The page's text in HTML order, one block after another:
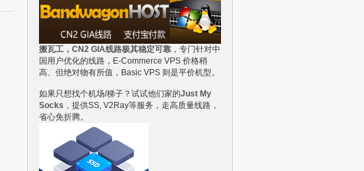
搬瓦工，CN2 GIA线路极其稳定可靠 ，专门针对中
国用户优化的线路，E-Commerce VPS 价格稍
高、但绝对物有所值，Basic VPS 则是平价机型。
如果只想找个机场/梯子？试试他们家的Just My
Socks ，提供SS, V2Ray等服务，走高质量线路，
省心免折腾。